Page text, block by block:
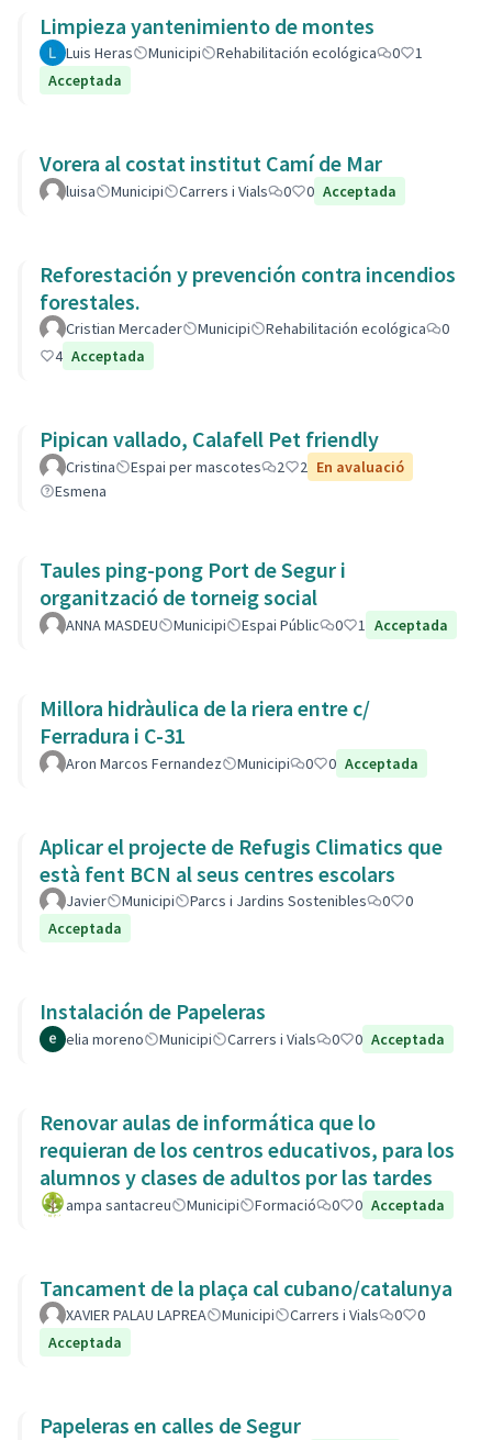
Limpieza yantenimiento de montes
Luis Heras Municipi Rehabilitación ecológica 0
1
Acceptada
Vorera al costat institut Camí de Mar
luisa Municipi Carrers i Vials 0 0 Acceptada
Reforestación y prevención contra incendios
forestales.
Cristian Mercader Municipi Rehabilitación ecológica
0
4 Acceptada
Pipican vallado, Calafell Pet friendly
Cristina Espai per mascotes 2 2 En avaluació
Esmena
Taules ping-pong Port de Segur i
organització de torneig social
ANNA MASDEU Municipi Espai Públic 0 1 Acceptada
Millora hidràulica de la riera entre c/
Ferradura i C-31
Aron Marcos Fernandez Municipi 0 0 Acceptada
Aplicar el projecte de Refugis Climatics que
està fent BCN al seus centres escolars
Javier Municipi Parcs i Jardins Sostenibles 0
0
Acceptada
Instalación de Papeleras
elia moreno Municipi Carrers i Vials 0 0 Acceptada
Renovar aulas de informática que lo
requieran de los centros educativos, para los
alumnos y clases de adultos por las tardes
ampa santacreu Municipi Formació 0 0 Acceptada
Tancament de la plaça cal cubano/catalunya
XAVIER PALAU LAPREA Municipi Carrers i Vials 0
0
Acceptada
Papeleras en calles de Segur